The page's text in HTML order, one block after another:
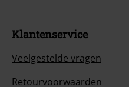
Klantenservice
Veelgestelde vragen
Retourvoorwaarden